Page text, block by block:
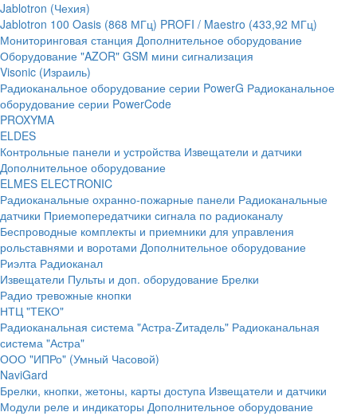
Jablotron (Чехия)
Jablotron 100 Oasis (868 МГц) PROFI / Maestro (433,92 МГц)
Мониторинговая станция Дополнительное оборудование
Оборудование "AZOR" GSM мини сигнализация
Visonic (Израиль)
Радиоканальное оборудование серии PowerG Радиоканальное
оборудование серии PowerCode
PROXYMA
ELDES
Контрольные панели и устройства Извещатели и датчики
Дополнительное оборудование
ELMES ELECTRONIC
Радиоканальные охранно-пожарные панели Радиоканальные
датчики Приемопередатчики сигнала по радиоканалу
Беспроводные комплекты и приемники для управления
рольставнями и воротами Дополнительное оборудование
Риэлта Радиоканал
Извещатели Пульты и доп. оборудование Брелки
Радио тревожные кнопки
НТЦ "ТЕКО"
Радиоканальная система "Астра-Zитадель" Радиоканальная
система "Астра"
ООО "ИПРо" (Умный Часовой)
NaviGard
Брелки, кнопки, жетоны, карты доступа Извещатели и датчики
Модули реле и индикаторы Дополнительное оборудование